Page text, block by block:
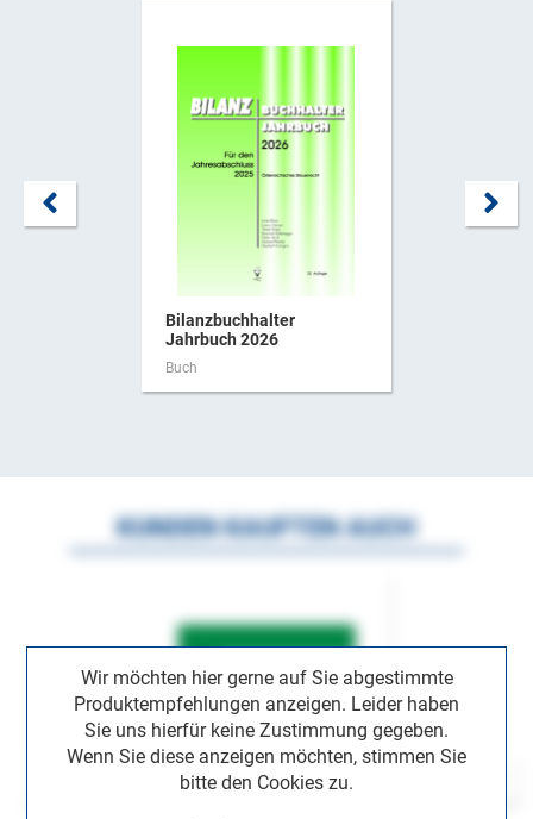
Bilanzbuchhalter
Jahrbuch 2026
Buch
Wir möchten hier gerne auf Sie abgestimmte
Produktempfehlungen anzeigen. Leider haben
Sie uns hierfür keine Zustimmung gegeben.
Wenn Sie diese anzeigen möchten, stimmen Sie
bitte den Cookies zu.
KUNDEN KAUFTEN AUCH